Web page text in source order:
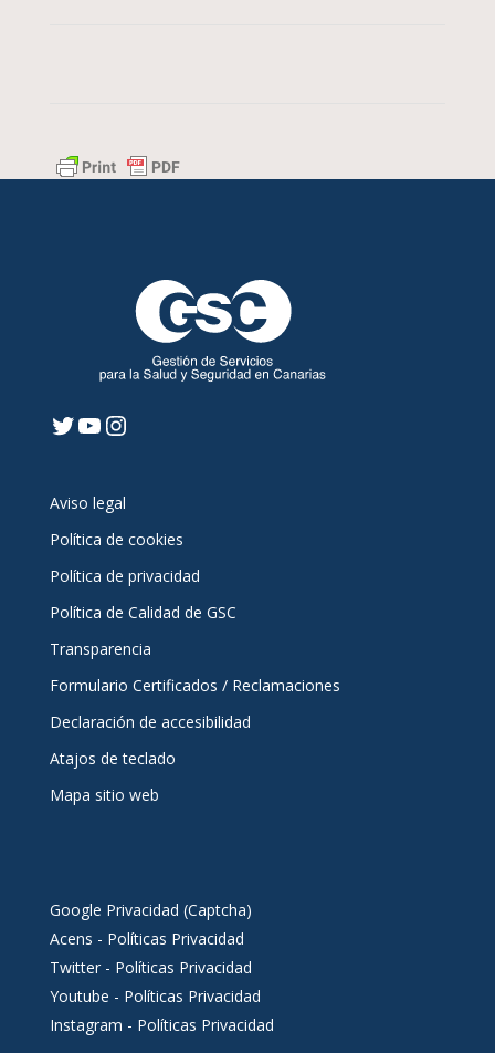
Twitter
YouTube
Instagram
Aviso legal
Política de cookies
Política de privacidad
Política de Calidad de GSC
Transparencia
Formulario Certificados / Reclamaciones
Declaración de accesibilidad
Atajos de teclado
Mapa sitio web
Google Privacidad (Captcha)
Acens - Políticas Privacidad
Twitter - Políticas Privacidad
Youtube - Políticas Privacidad
Instagram - Políticas Privacidad